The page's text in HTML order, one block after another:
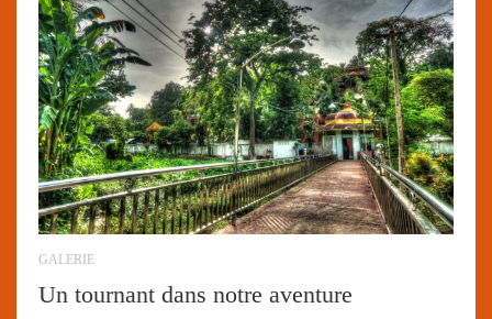
GALERIE
Un tournant dans notre aventure